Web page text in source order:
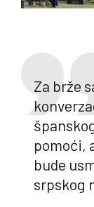
Za brže
pomoći,
bude
srpskog